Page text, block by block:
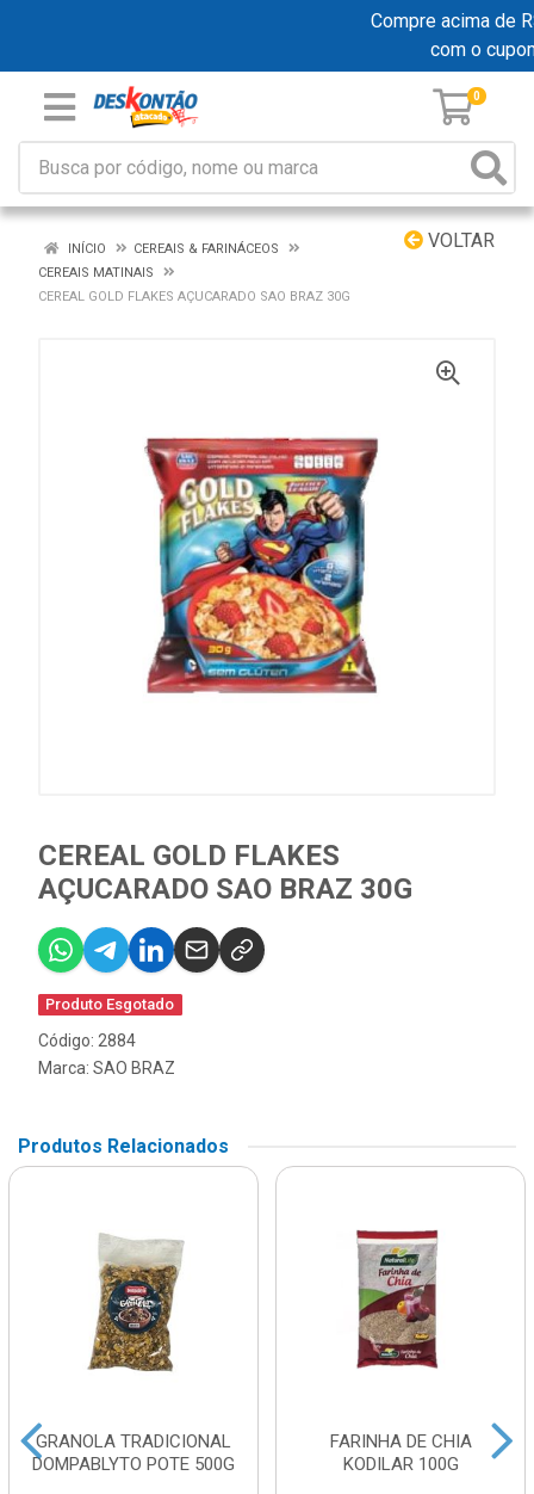
Compre acima de
com o
0
VOLTAR
INÍCIO
CEREAIS & FARINÁCEOS
CEREAIS MATINAIS
CEREAL GOLD FLAKES AÇUCARADO SAO BRAZ 30G
CEREAL GOLD FLAKES
AÇUCARADO SAO BRAZ 30G
Produto Esgotado
Código: 2884
Marca: SAO BRAZ
Produtos Relacionados
GRANOLA TRADICIONAL
DOMPABLYTO POTE 500G
FARINHA DE CHIA
KODILAR 100G